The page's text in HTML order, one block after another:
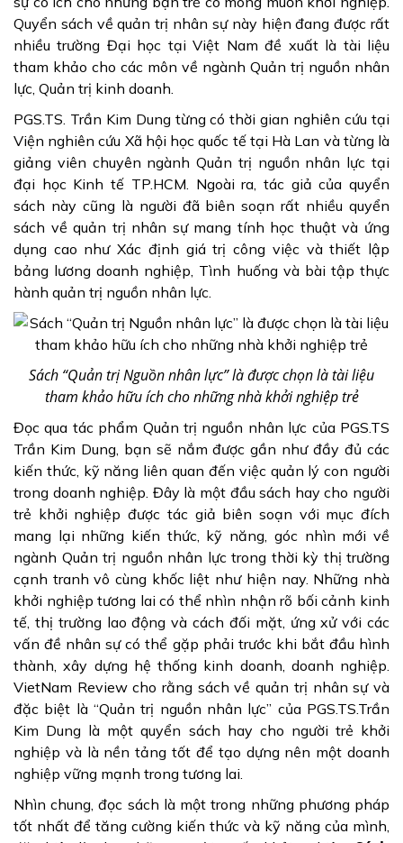
Quyển sách về quản trị nhân sự này hiện đang được rất
nhiều trường Đại học tại Việt Nam đề xuất là tài liệu
tham khảo cho các môn về ngành Quản trị nguồn nhân
lực, Quản trị kinh doanh.
PGS.TS. Trần Kim Dung từng có thời gian nghiên cứu tại
Viện nghiên cứu Xã hội học quốc tế tại Hà Lan và từng là
giảng viên chuyên ngành Quản trị nguồn nhân lực tại
đại học Kinh tế TP.HCM. Ngoài ra, tác giả của quyển
sách này cũng là người đã biên soạn rất nhiều quyển
sách về quản trị nhân sự mang tính học thuật và ứng
dụng cao như Xác định giá trị công việc và thiết lập
bảng lương doanh nghiệp, Tình huống và bài tập thực
hành quản trị nguồn nhân lực.
Sách “Quản trị Nguồn nhân lực” là được chọn là tài liệu
tham khảo hữu ích cho những nhà khởi nghiệp trẻ
Đọc qua tác phẩm Quản trị nguồn nhân lực của PGS.TS
Trần Kim Dung, bạn sẽ nắm được gần như đầy đủ các
kiến thức, kỹ năng liên quan đến việc quản lý con người
trong doanh nghiệp. Đây là một đầu sách hay cho người
trẻ khởi nghiệp được tác giả biên soạn với mục đích
mang lại những kiến thức, kỹ năng, góc nhìn mới về
ngành Quản trị nguồn nhân lực trong thời kỳ thị trường
cạnh tranh vô cùng khốc liệt như hiện nay. Những nhà
khởi nghiệp tương lai có thể nhìn nhận rõ bối cảnh kinh
tế, thị trường lao động và cách đối mặt, ứng xử với các
vấn đề nhân sự có thể gặp phải trước khi bắt đầu hình
thành, xây dựng hệ thống kinh doanh, doanh nghiệp.
VietNam Review cho rằng sách về quản trị nhân sự và
đặc biệt là “Quản trị nguồn nhân lực” của PGS.TS.Trần
Kim Dung là một quyển sách hay cho người trẻ khởi
nghiệp và là nền tảng tốt để tạo dựng nên một doanh
nghiệp vững mạnh trong tương lai.
Nhìn chung, đọc sách là một trong những phương pháp
tốt nhất để tăng cường kiến thức và kỹ năng của mình,